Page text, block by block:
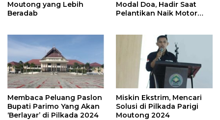
Moutong yang Lebih
Beradab
Modal Doa, Hadir Saat
Pelantikan Naik Motor
Membaca Peluang Paslon
Bupati Parimo Yang Akan
‘Berlayar’ di Pilkada 2024
Miskin Ekstrim, Mencari
Solusi di Pilkada Parigi
Moutong 2024